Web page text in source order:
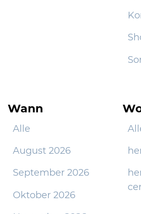
Wann
Alle
August 2026
September 2026
Oktober 2026